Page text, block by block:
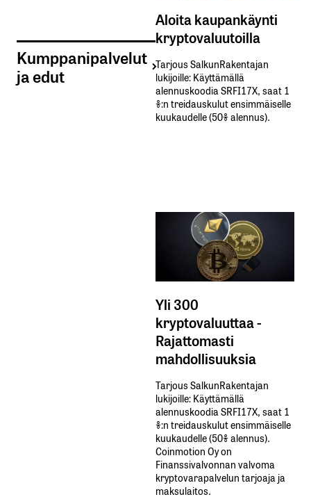
Kumppanipalvelut
ja edut
Aloita kaupankäynti
kryptovaluutoilla
Tarjous SalkunRakentajan
lukijoille: Käyttämällä​ ​
alennuskoodia​ ​SRFI17X,​ ​saat​ ​1
%:n treidauskulut​ ​ensimmäiselle​ ​
kuukaudelle​ ​(50%​ ​alennus).
Yli 300
kryptovaluuttaa -
Rajattomasti
mahdollisuuksia
Tarjous SalkunRakentajan
lukijoille: Käyttämällä​ ​
alennuskoodia​ ​SRFI17X,​ ​saat​ ​1
%:n treidauskulut​ ​ensimmäiselle​ ​
kuukaudelle​ ​(50%​ ​alennus).
Coinmotion Oy on
Finanssivalvonnan valvoma
kryptovarapalvelun tarjoaja ja
maksulaitos.